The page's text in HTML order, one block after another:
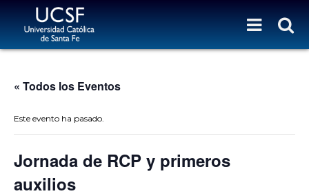
« Todos los Eventos
Este evento ha pasado.
Jornada de RCP y primeros
auxilios